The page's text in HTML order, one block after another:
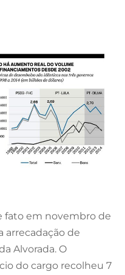
fato em novembro de
arrecadação de
Alvorada. O
do cargo recolheu 7